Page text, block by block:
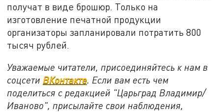
получат в виде брошюр. Только на
изготовление печатной продукции
организаторы запланировали потратить 800
тысяч рублей.
Уважаемые читатели, присоединяйтесь к нам в
соцсети ВКонтакте. Если вам есть чем
поделиться с редакцией "Царьград Владимир/
Иваново", присылайте свои наблюдения,